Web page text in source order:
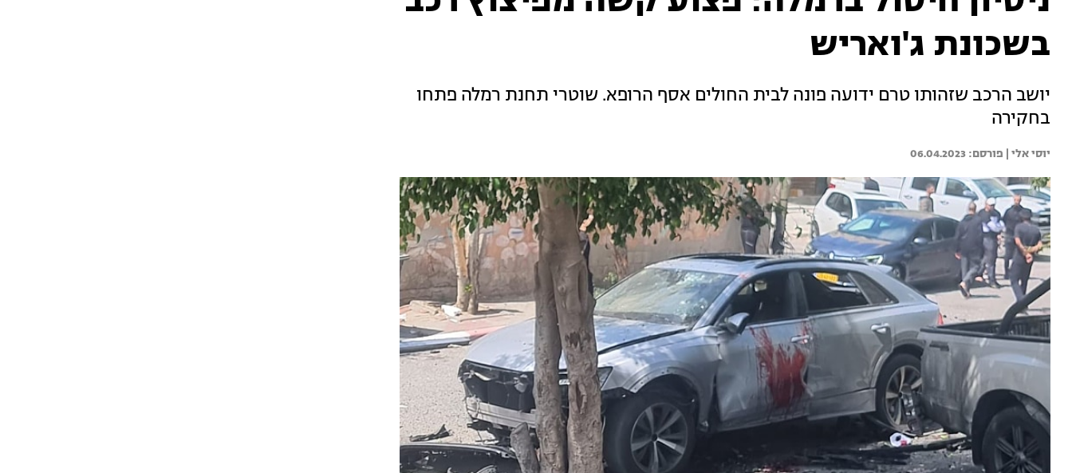
בשכונת ג'ואריש
יושב הרכב שזהותו טרם ידועה פונה לבית החולים אסף הרופא. שוטרי תחנת רמלה פתחו
בחקירה
יוסי אלי | 06.04.2023